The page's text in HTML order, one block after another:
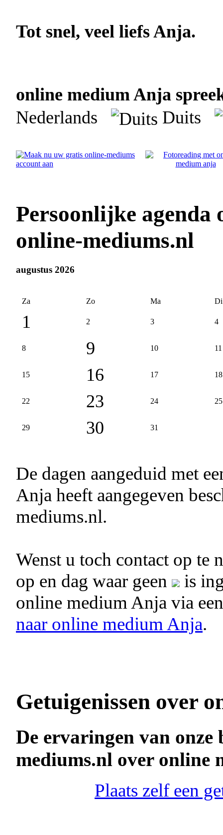
Tot snel, veel liefs Anja.
online medium Anja
Nederlands
Duits
Persoonlijke agenda
online-mediums.nl
augustus 2026
Za Zo Ma Di
1 2 3 4
8 9 10 11
15 16 17 18
22 23 24 25
29 30 31
De dagen aangeduid met
Anja heeft aangegeven
mediums.nl.
Wenst u toch contact op te
op en dag waar geen
is
online medium Anja via
naar online medium Anja.
Getuigenissen over
De ervaringen van onze
mediums.nl over online
Plaats zelf een